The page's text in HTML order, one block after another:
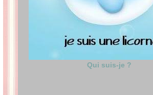
Qui suis-je ?